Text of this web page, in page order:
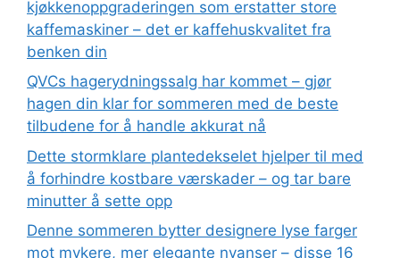
kjøkkenoppgraderingen som erstatter store
kaffemaskiner – det er kaffehuskvalitet fra
benken din
QVCs hagerydningssalg har kommet – gjør
hagen din klar for sommeren med de beste
tilbudene for å handle akkurat nå
Dette stormklare plantedekselet hjelper til med
å forhindre kostbare værskader – og tar bare
minutter å sette opp
Denne sommeren bytter designere lyse farger
mot mykere, mer elegante nyanser – disse 16